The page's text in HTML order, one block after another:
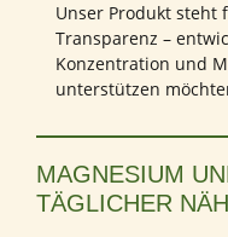
Unser Produkt steht
Transparenz –
Konzentration und
unterstützen
MAGNESIUM
TÄGLICHER